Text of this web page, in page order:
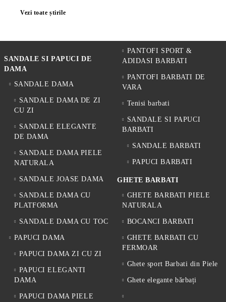
Vezi toate știrile
SANDALE SI PAPUCI DE
DAMA
SANDALE DAMA
SANDALE DAMA DE ZI
CU ZI
SANDALE ELEGANTE
DE DAMA
SANDALE DAMA PIELE
NATURALA
SANDALE JOASE DAMA
SANDALE DAMA CU
PLATFORMA
SANDALE DAMA CU TOC
PAPUCI DAMA
PAPUCI DAMA ZI CU ZI
PAPUCI ELEGANTI
DAMA
PAPUCI DAMA PIELE
PANTOFI SPORT &
ADIDASI BARBATI
PANTOFI BARBATI DE
VARA
Tenisi barbati
SANDALE SI PAPUCI
BARBATI
SANDALE BARBATI
PAPUCI BARBATI
GHETE BARBATI
GHETE BARBATI PIELE
NATURALA
BOCANCI BARBATI
GHETE BARBATI CU
FERMOAR
Ghete sport Barbati din Piele
Ghete elegante bărbați